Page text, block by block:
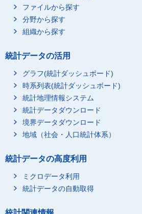
ファイルから探す
分野から探す
組織から探す
統計データの活用
グラフ(統計ダッシュボード)
時系列表(統計ダッシュボード)
統計地理情報システム
統計データダウンロード
境界データダウンロード
地域（社会・人口統計体系）
統計データの高度利用
ミクロデータ利用
統計データの自動取得